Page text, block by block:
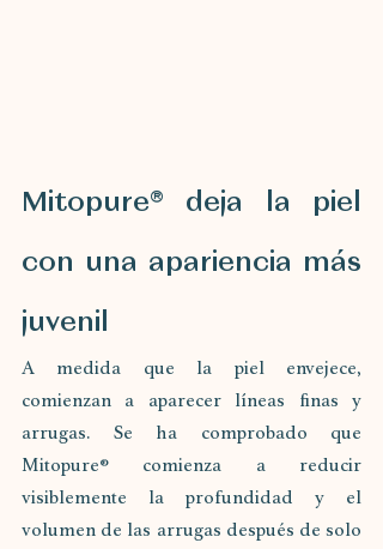
Mitopure® deja la piel
con una apariencia más
juvenil
A medida que la piel envejece,
comienzan a aparecer líneas finas y
arrugas. Se ha comprobado que
Mitopure® comienza a reducir
visiblemente la profundidad y el
volumen de las arrugas después de solo